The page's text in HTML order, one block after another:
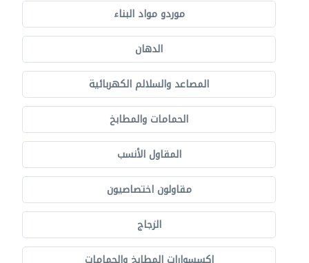
موردو مواد البناء
الدهان
المصاعد والسلالم الكهربائية
الحمامات والمطابخ
المقاول الأنسب
مقاولون اختصاصيون
الزجاج